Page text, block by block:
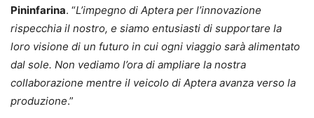
Pininfarina. “L’impegno di Aptera per l’innovazione
rispecchia il nostro, e siamo entusiasti di supportare la
loro visione di un futuro in cui ogni viaggio sarà alimentato
dal sole. Non vediamo l’ora di ampliare la nostra
collaborazione mentre il veicolo di Aptera avanza verso la
produzione.”